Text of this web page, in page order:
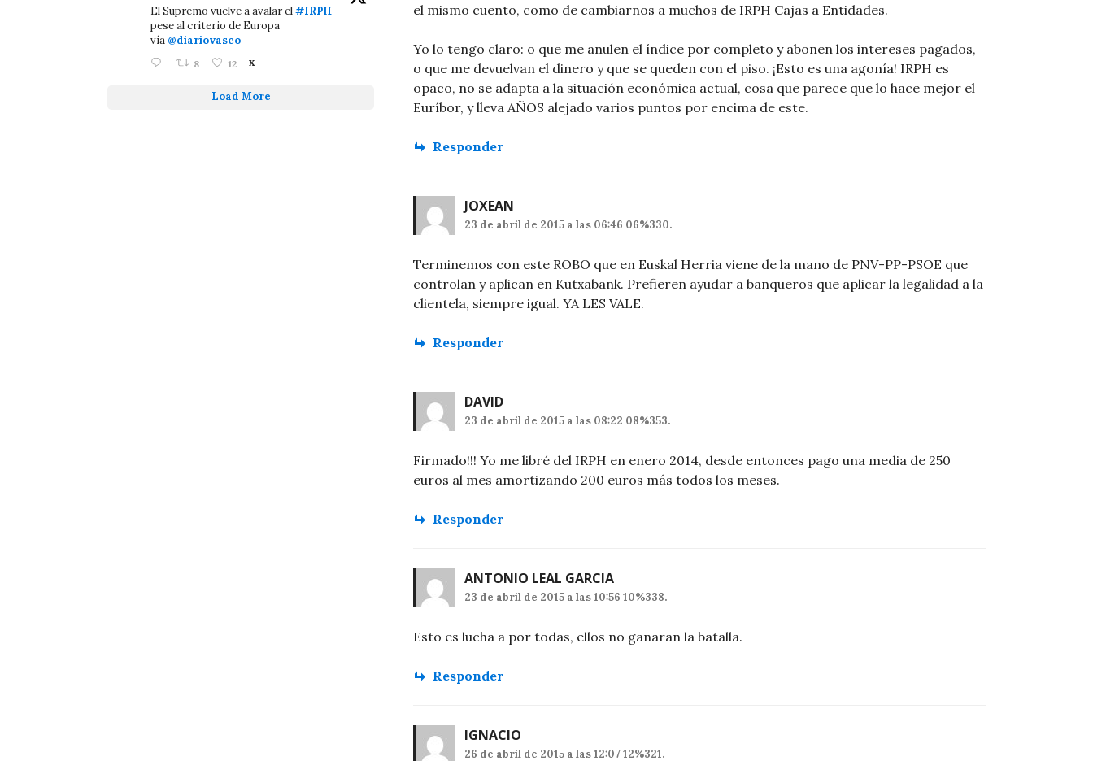
el mismo cuento, como de cambiarnos a muchos de IRPH Cajas a Entidades.
Yo lo tengo claro: o que me anulen el índice por completo y abonen los intereses pagados,
o que me devuelvan el dinero y que se queden con el piso. ¡Esto es una agonía! IRPH es
opaco, no se adapta a la situación económica actual, cosa que parece que lo hace mejor el
Euríbor, y lleva AÑOS alejado varios puntos por encima de este.
Responder
JOXEAN
23 de abril de 2015 a las 06:46 06%330.
Terminemos con este ROBO que en Euskal Herria viene de la mano de PNV-PP-PSOE que
controlan y aplican en Kutxabank. Prefieren ayudar a banqueros que aplicar la legalidad a la
clientela, siempre igual. YA LES VALE.
Responder
DAVID
23 de abril de 2015 a las 08:22 08%353.
Firmado!!! Yo me libré del IRPH en enero 2014, desde entonces pago una media de 250
euros al mes amortizando 200 euros más todos los meses.
Responder
ANTONIO LEAL GARCIA
23 de abril de 2015 a las 10:56 10%338.
Esto es lucha a por todas, ellos no ganaran la batalla.
Responder
IGNACIO
26 de abril de 2015 a las 12:07 12%321.
El Supremo vuelve a avalar el#IRPH
pese al criterio de Europa
vía @diariovasco
8 12 X
Load More